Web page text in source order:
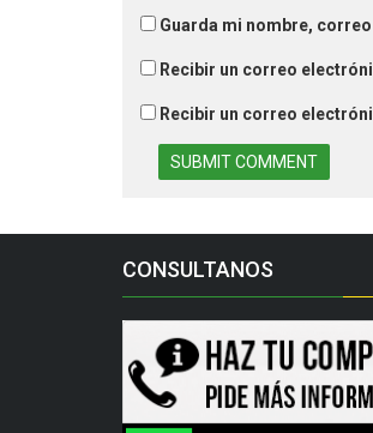
Guarda mi nombre,
Recibir un correo
Recibir un correo
CONSULTANOS